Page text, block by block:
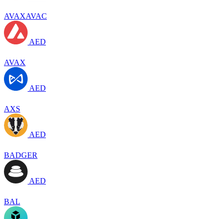
AVAXAVAC
AED
AVAX
AED
AXS
AED
BADGER
AED
BAL